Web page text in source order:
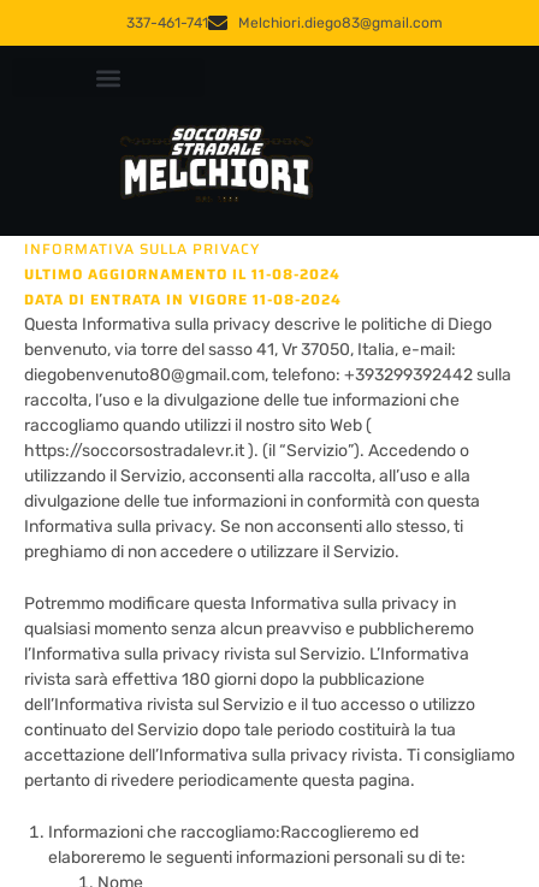
337-461-741 Melchiori.diego83@gmail.com
INFORMATIVA SULLA PRIVACY
ULTIMO AGGIORNAMENTO IL 11-08-2024
DATA DI ENTRATA IN VIGORE 11-08-2024
Questa Informativa sulla privacy descrive le politiche di Diego
benvenuto, via torre del sasso 41, Vr 37050, Italia, e-mail:
diegobenvenuto80@gmail.com, telefono: +393299392442 sulla
raccolta, l’uso e la divulgazione delle tue informazioni che
raccogliamo quando utilizzi il nostro sito Web (
https://soccorsostradalevr.it ). (il “Servizio”). Accedendo o
utilizzando il Servizio, acconsenti alla raccolta, all’uso e alla
divulgazione delle tue informazioni in conformità con questa
Informativa sulla privacy. Se non acconsenti allo stesso, ti
preghiamo di non accedere o utilizzare il Servizio.
Potremmo modificare questa Informativa sulla privacy in
qualsiasi momento senza alcun preavviso e pubblicheremo
l’Informativa sulla privacy rivista sul Servizio. L’Informativa
rivista sarà effettiva 180 giorni dopo la pubblicazione
dell’Informativa rivista sul Servizio e il tuo accesso o utilizzo
continuato del Servizio dopo tale periodo costituirà la tua
accettazione dell’Informativa sulla privacy rivista. Ti consigliamo
pertanto di rivedere periodicamente questa pagina.
Informazioni che raccogliamo:Raccoglieremo ed
elaboreremo le seguenti informazioni personali su di te: